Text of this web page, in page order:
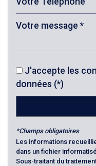
Bureau de poste
Presse et Tabac
statistiques
Taxe habitation
Taxe foncière
J'accepte les
données (*)
*Champs obligatoires
Les informations
dans un fichier
Sous-traitant du